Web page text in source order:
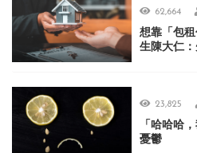
62,664
想靠「包
生陳大仁
23,825
「哈哈哈
憂鬱